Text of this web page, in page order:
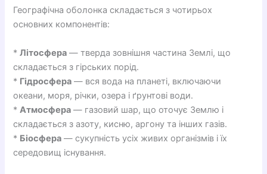
Географічна оболонка складається з чотирьох
основних компонентів:
*Літосфера — тверда зовнішня частина Землі, що
складається з гірських порід.
* Гідросфера — вся вода на планеті, включаючи
океани, моря, річки, озера і ґрунтові води.
* Атмосфера — газовий шар, що оточує Землю і
складається з азоту, кисню, аргону та інших газів.
* Біосфера — сукупність усіх живих організмів і їх
середовищ існування.